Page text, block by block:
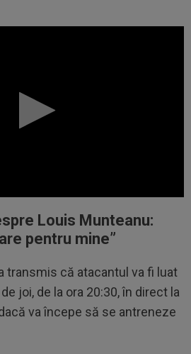
Louis Munteanu:
pentru mine”
transmis că atacantul va fi luat
joi, de la ora 20:30, în direct la
va începe să se antreneze